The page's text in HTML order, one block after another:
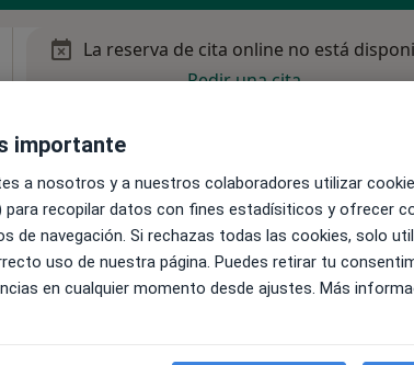
La reserva de cita online no está
Pedir una cita
importante
a nosotros y a nuestros colaboradores utilizar
para recopilar datos con fines estadísiticos y ofrecer
de navegación. Si rechazas todas las cookies, solo
uso de nuestra página. Puedes retirar tu
en cualquier momento desde ajustes. Más